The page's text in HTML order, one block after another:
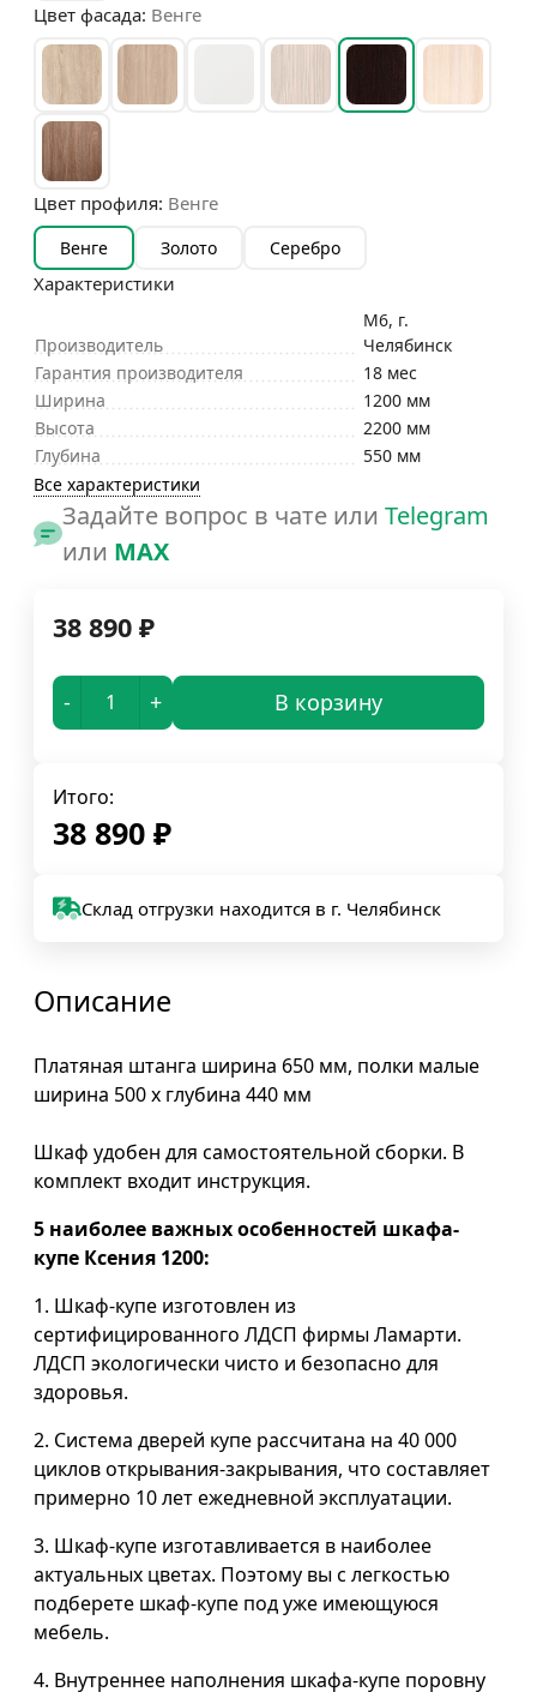
Цвет фасада: Венге
Цвет профиля: Венге
Венге Золото Серебро
Характеристики
Производитель
М6, г.
Челябинск
Гарантия производителя
18 мес
Ширина
1200 мм
Высота
2200 мм
Глубина
550 мм
Все характеристики
Задайте вопрос в чате или Telegram
или MAX
38 890 ₽
- + В корзину
Итого:
38 890 ₽
Склад отгрузки находится в г. Челябинск
Описание
Платяная штанга ширина 650 мм, полки малые
ширина 500 х глубина 440 мм
Шкаф удобен для самостоятельной сборки. В
комплект входит инструкция.
5 наиболее важных особенностей шкафа-
купе Ксения 1200:
1. Шкаф-купе изготовлен из
сертифицированного ЛДСП фирмы Ламарти.
ЛДСП экологически чисто и безопасно для
здоровья.
2. Система дверей купе рассчитана на 40 000
циклов открывания-закрывания, что составляет
примерно 10 лет ежедневной эксплуатации.
3. Шкаф-купе изготавливается в наиболее
актуальных цветах. Поэтому вы с легкостью
подберете шкаф-купе под уже имеющуюся
мебель.
4. Внутреннее наполнения шкафа-купе поровну